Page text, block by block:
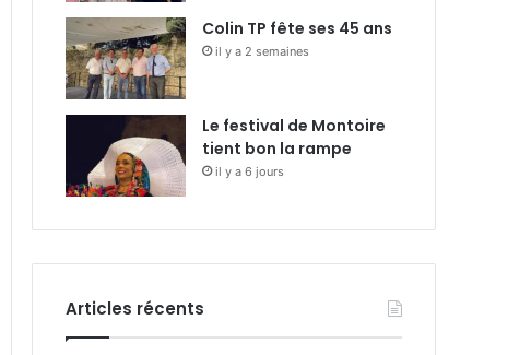
Colin TP fête ses 45 ans
il y a 2 semaines
Le festival de Montoire
tient bon la rampe
il y a 6 jours
Articles récents